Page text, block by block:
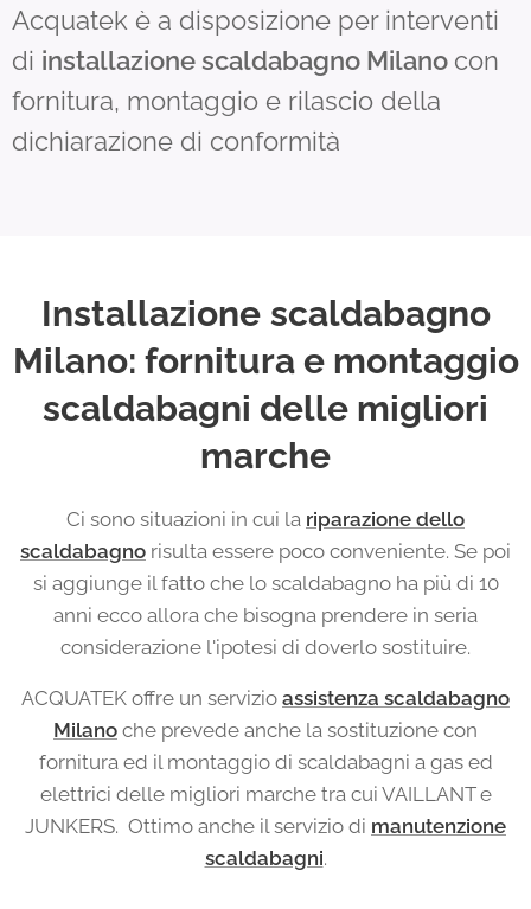
Acquatek è a disposizione per interventi
di installazione scaldabagno Milano con
fornitura, montaggio e rilascio della
dichiarazione di conformità
Installazione scaldabagno
Milano: fornitura e montaggio
scaldabagni delle migliori
marche
Ci sono situazioni in cui la riparazione dello
scaldabagno risulta essere poco conveniente. Se poi
si aggiunge il fatto che lo scaldabagno ha più di 10
anni ecco allora che bisogna prendere in seria
considerazione l'ipotesi di doverlo sostituire.
ACQUATEK offre un servizio assistenza scaldabagno
Milano che prevede anche la sostituzione con
fornitura ed il montaggio di scaldabagni a gas ed
elettrici delle migliori marche tra cui VAILLANT e
JUNKERS. Ottimo anche il servizio di manutenzione
scaldabagni.